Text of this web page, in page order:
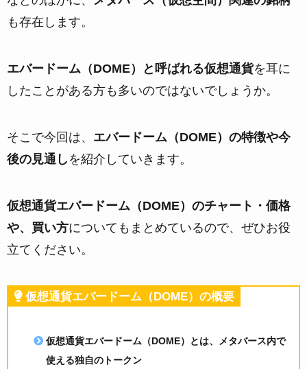
も存在します。
エバードーム（DOME）と呼ばれる仮想通貨を耳に
したことがある方も多いのではないでしょうか。
そこで今回は、 エバードーム（DOME）の特徴や今
後の見通し を紹介していきます。
仮想通貨エバードーム（DOME）のチャート・価格
や、買い方についてもまとめているので、ぜひお役
立てください。
仮想通貨エバードーム（DOME）の概要
仮想通貨エバードーム（DOME）とは、
メタバース内で
使える独自のトークン